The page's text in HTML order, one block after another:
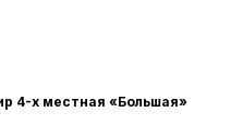
4-х местная «Большая»